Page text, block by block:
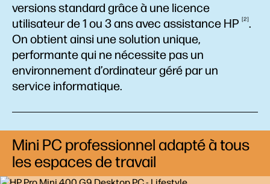
versions standard grâce à une licence
utilisateur de 1 ou 3 ans avec assistance HP 2 .
On obtient ainsi une solution unique,
performante qui ne nécessite pas un
environnement d’ordinateur géré par un
service informatique.
Mini PC professionnel adapté à tous
les espaces de travail